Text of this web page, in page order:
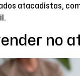
atacadistas,
no